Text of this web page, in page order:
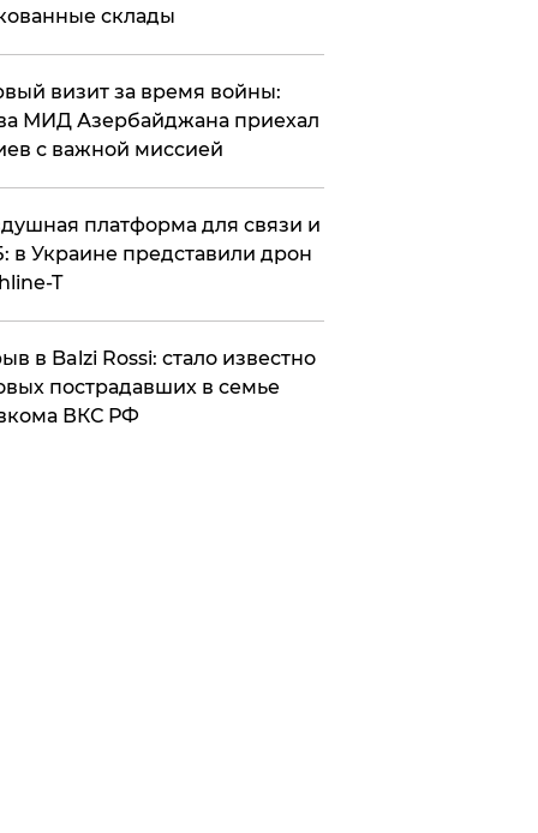
склады
визит за время войны:
МИД Азербайджана приехал
с важной миссией
платформа для связи и
в Украине представили дрон
T
в Balzi Rossi: стало известно
пострадавших в семье
ВКС РФ